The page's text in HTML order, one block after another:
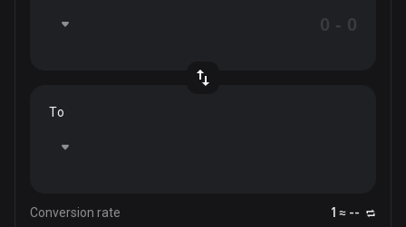
To
Conversion rate 1 ≈ --